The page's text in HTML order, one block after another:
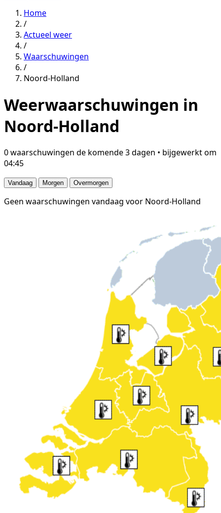
Home
/
Actueel weer
/
Waarschuwingen
/
Noord-Holland
Weerwaarschuwingen in
Noord-Holland
0 waarschuwingen de komende 3 dagen • bijgewerkt om
04:45
Vandaag Morgen Overmorgen
Geen waarschuwingen vandaag voor Noord-Holland